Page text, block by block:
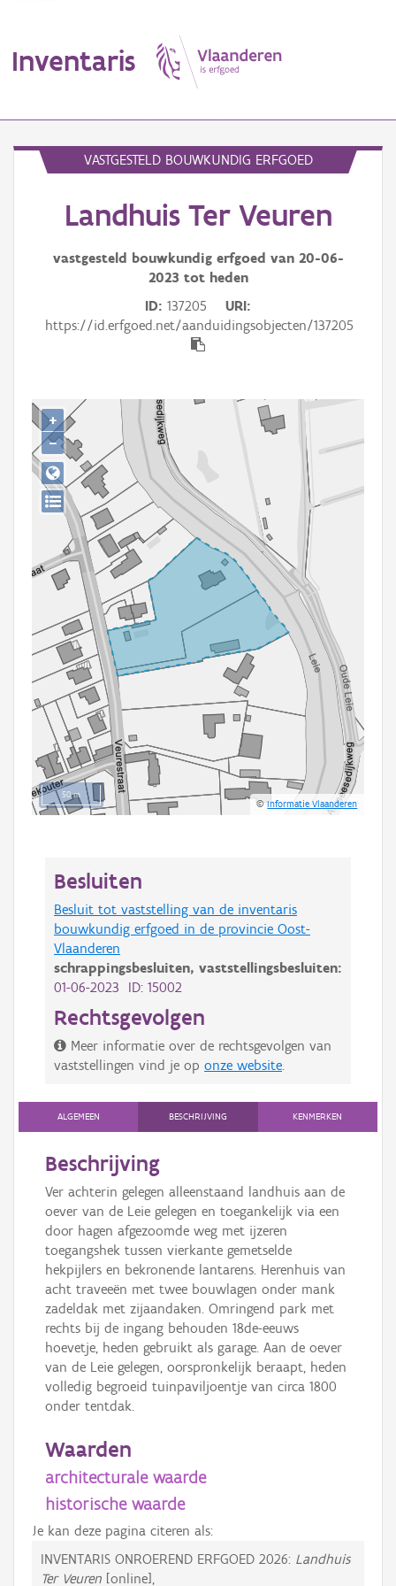
Inventaris
Erfgoedobject
Aanduidingsobject
Thema
Persoon of collectief
Downloads
Hergebruik
Aanmelden
VASTGESTELD BOUWKUNDIG ERFGOED
Landhuis Ter Veuren
vastgesteld bouwkundig erfgoed van 20-06-
2023 tot heden
ID 137205
URI
https://id.erfgoed.net/aanduidingsobjecten/137205
50 m
©Informatie Vlaanderen
+
−
Besluiten
Besluit tot vaststelling van de inventaris
bouwkundig erfgoed in de provincie Oost-
Vlaanderen
schrappingsbesluiten, vaststellingsbesluiten:
01-06-2023 ID: 15002
Rechtsgevolgen
Meer informatie over de rechtsgevolgen van
vaststellingen vind je op onze website
ALGEMEEN BESCHRIJVING KENMERKEN
Beschrijving
Ver achterin gelegen alleenstaand landhuis aan de
oever van de Leie gelegen en toegankelijk via een
door hagen afgezoomde weg met ijzeren
toegangshek tussen vierkante gemetselde
hekpijlers en bekronende lantarens. Herenhuis van
acht traveeën met twee bouwlagen onder mank
zadeldak met zijaandaken. Omringend park met
rechts bij de ingang behouden 18de-eeuws
hoevetje, heden gebruikt als garage. Aan de oever
van de Leie gelegen, oorspronkelijk beraapt, heden
volledig begroeid tuinpaviljoentje van circa 1800
onder tentdak.
Waarden
architecturale waarde
historische waarde
Je kan deze pagina citeren als:
INVENTARIS ONROEREND ERFGOED 2026: Landhuis
Ter Veuren [online],